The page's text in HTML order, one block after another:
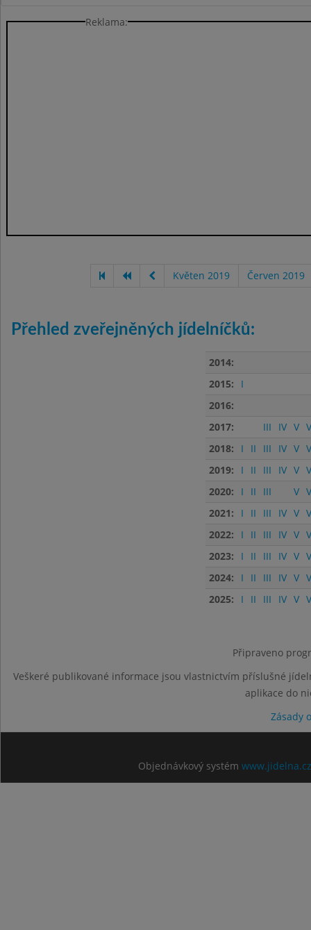
Reklama:
Květen 2019 Červen 2019
Přehled zveřejněných jídelníčků:
2014:
2015:
I
2016:
2017:
III IV V
2018:
I II III IV V
2019:
I II III IV V
2020:
I II III V
2021:
I II III IV V
2022:
I II III IV V
2023:
I II III IV V
2024:
I II III IV V
2025:
I II III IV V
Připraveno
Veškeré publikované informace jsou vlastnictvím příslušné
aplikace do
Zásady
Objednávkový systém www.jidelna.cz